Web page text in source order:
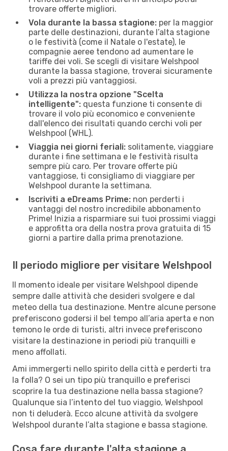
trovare offerte migliori.
Vola durante la bassa stagione: per la maggior
parte delle destinazioni, durante l’alta stagione
o le festività (come il Natale o l'estate), le
compagnie aeree tendono ad aumentare le
tariffe dei voli. Se scegli di visitare Welshpool
durante la bassa stagione, troverai sicuramente
voli a prezzi più vantaggiosi.
Utilizza la nostra opzione "Scelta
intelligente": questa funzione ti consente di
trovare il volo più economico e conveniente
dall'elenco dei risultati quando cerchi voli per
Welshpool (WHL).
Viaggia nei giorni feriali: solitamente, viaggiare
durante i fine settimana e le festività risulta
sempre più caro. Per trovare offerte più
vantaggiose, ti consigliamo di viaggiare per
Welshpool durante la settimana.
Iscriviti a eDreams Prime: non perderti i
vantaggi del nostro incredibile abbonamento
Prime! Inizia a risparmiare sui tuoi prossimi viaggi
e approfitta ora della nostra prova gratuita di 15
giorni a partire dalla prima prenotazione.
Il periodo migliore per visitare Welshpool
Il momento ideale per visitare Welshpool dipende
sempre dalle attività che desideri svolgere e dal
meteo della tua destinazione. Mentre alcune persone
preferiscono godersi il bel tempo all’aria aperta e non
temono le orde di turisti, altri invece preferiscono
visitare la destinazione in periodi più tranquilli e
meno affollati.
Ami immergerti nello spirito della città e perderti tra
la folla? O sei un tipo più tranquillo e preferisci
scoprire la tua destinazione nella bassa stagione?
Qualunque sia l’intento del tuo viaggio, Welshpool
non ti deluderà. Ecco alcune attività da svolgere
Welshpool durante l’alta stagione e bassa stagione.